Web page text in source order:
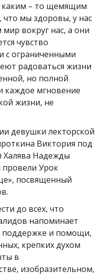
каким – то щемящим
мы здоровы, у нас
вокруг нас, а они
чувство
с ограниченными
радоваться жизни
но полной
каждое мгновение
жизни, не
девушки лекторской
Виктория под
Халява Надежды
провели Урок
посвященный
до всех, что
напоминает
поддержке и помощи,
крепких духом
в
изобразительном,